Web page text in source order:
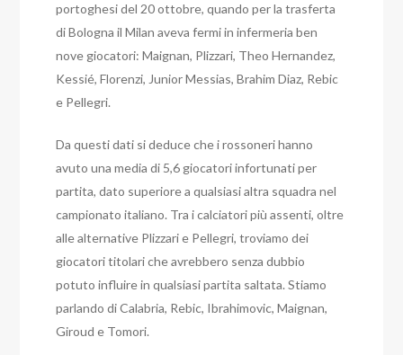
portoghesi del 20 ottobre, quando per la trasferta
di Bologna il Milan aveva fermi in infermeria ben
nove giocatori: Maignan, Plizzari, Theo Hernandez,
Kessié, Florenzi, Junior Messias, Brahim Diaz, Rebic
e Pellegri.
Da questi dati si deduce che i rossoneri hanno
avuto una media di 5,6 giocatori infortunati per
partita, dato superiore a qualsiasi altra squadra nel
campionato italiano. Tra i calciatori più assenti, oltre
alle alternative Plizzari e Pellegri, troviamo dei
giocatori titolari che avrebbero senza dubbio
potuto influire in qualsiasi partita saltata. Stiamo
parlando di Calabria, Rebic, Ibrahimovic, Maignan,
Giroud e Tomori.